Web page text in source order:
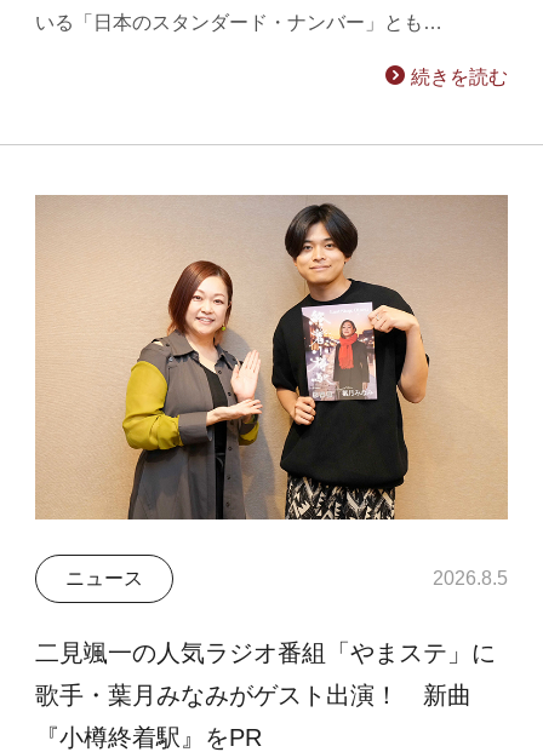
いる「日本のスタンダード・ナンバー」とも…
続きを読む
ニュース 2026.8.5
二見颯一の人気ラジオ番組「やまステ」に
歌手・葉月みなみがゲスト出演！ 新曲
『小樽終着駅』をPR